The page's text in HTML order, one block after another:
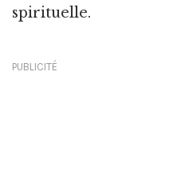
spirituelle.
PUBLICITÉ